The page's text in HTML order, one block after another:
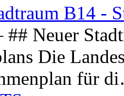
B14 -
## Neuer
Die
für